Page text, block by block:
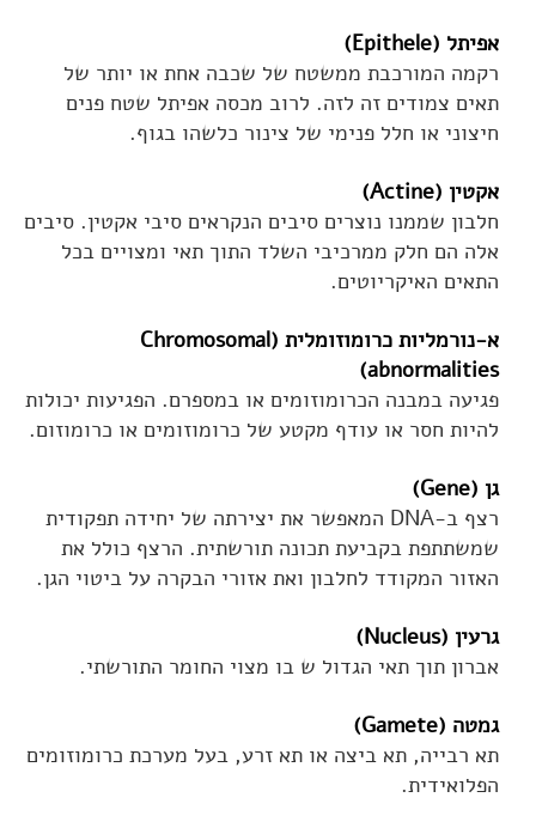
אפיתל (Epithele)
רקמה המורכבת ממשטח של שכבה אחת או יותר של
תאים צמודים זה לזה. לרוב מכסה אפיתל שטח פנים
חיצוני או חלל פנימי של צינור כלשהו בגוף.
אקטין (Actine)
חלבון שממנו נוצרים סיבים הנקראים סיבי אקטין. סיבים
אלה הם חלק ממרכיבי השלד התוך תאי ומצויים בכל
התאים האיקריוטים.
א-נורמליות כרומוזומלית (Chromosomal
abnormalities)
פגיעה במבנה הכרומוזומים או במספרם. הפגיעות יכולות
להיות חסר או עודף מקטע של כרומוזומים או כרומוזום.
גן (Gene)
רצף ב-DNA המאפשר את יצירתה של יחידה תפקודית
שמשתתפת בקביעת תכונה תורשתית. הרצף כולל את
האזור המקודד לחלבון ואת אזורי הבקרה על ביטוי הגן.
גרעין (Nucleus)
אברון תוך תאי הגדול ש בו מצוי החומר התורשתי.
גמטה (Gamete)
תא רבייה, תא ביצה או תא זרע, בעל מערכת כרומוזומים
הפלואידית.